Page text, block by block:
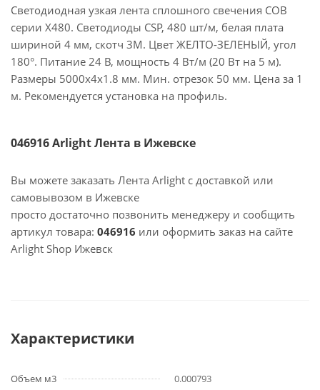
Светодиодная узкая лента сплошного свечения COB
серии X480. Светодиоды CSP, 480 шт/м, белая плата
шириной 4 мм, скотч 3M. Цвет ЖЕЛТО-ЗЕЛЕНЫЙ, угол
180°. Питание 24 В, мощность 4 Вт/м (20 Вт на 5 м).
Размеры 5000х4х1.8 мм. Мин. отрезок 50 мм. Цена за 1
м. Рекомендуется установка на профиль.
046916 Arlight Лента в Ижевске
Вы можете заказать Лента Arlight с доставкой или
самовывозом в Ижевске
просто достаточно позвонить менеджеру и сообщить
артикул товара: 046916 или оформить заказ на сайте
Arlight Shop Ижевск
Характеристики
Объем м3 0.000793